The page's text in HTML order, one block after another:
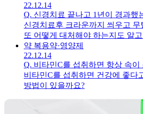
22.12.14
Q. 신경치료 끝나고 1년이 경과했
신경치료후 크라운까지 씌우고
또 어떻게 대처해야 하는지도 알
약 복용약·영양제
22.12.14
Q. 비타민C를 섭취하면 항상 속
비타민C를 섭취하면 건강에 좋다
방법이 있을까요?